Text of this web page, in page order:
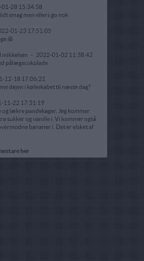
01-28 15:34:58
smag men ellers go nok
01-23 17:51:05
🥞
mikkelsen - 2022-01-02 11:38:42
pålægscokolade
12-18 17:06:21
dejen i køleskabet til næste dag?
11-22 17:31:19
og lækre pandekager. Jeg kommer
sukker og vanille i. Vi kommer også
bananer i. Det er elsket af
her